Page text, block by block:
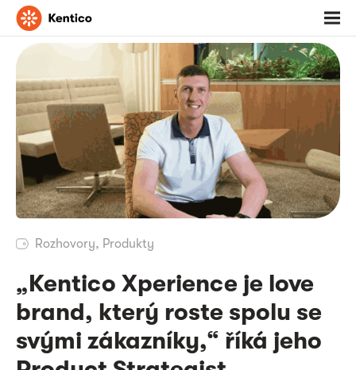
Jděte
na
domovskou
stránku
menu
Rozhovory, Produkty
„Kentico Xperience je love
brand, který roste spolu se
svými zákazníky,“ říká jeho